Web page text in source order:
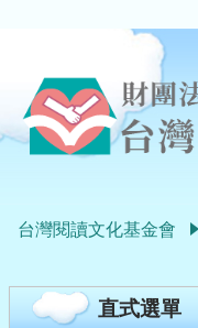
台灣閱讀文化基金會
直式選單